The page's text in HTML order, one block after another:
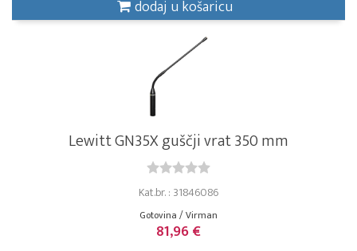
dodaj u košaricu
Lewitt GN35X guščji vrat 350 mm
Kat.br. : 31846086
Gotovina / Virman
81,96 €